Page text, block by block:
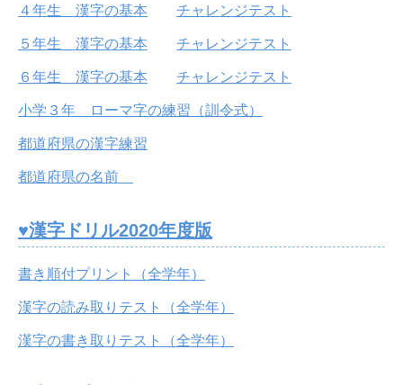
４年生 漢字の基本 チャレンジテスト
５年生 漢字の基本 チャレンジテスト
６年生 漢字の基本 チャレンジテスト
小学３年 ローマ字の練習（訓令式）
都道府県の漢字練習
都道府県の名前
♥漢字ドリル2020年度版
書き順付プリント（全学年）
漢字の読み取りテスト（全学年）
漢字の書き取りテスト（全学年）